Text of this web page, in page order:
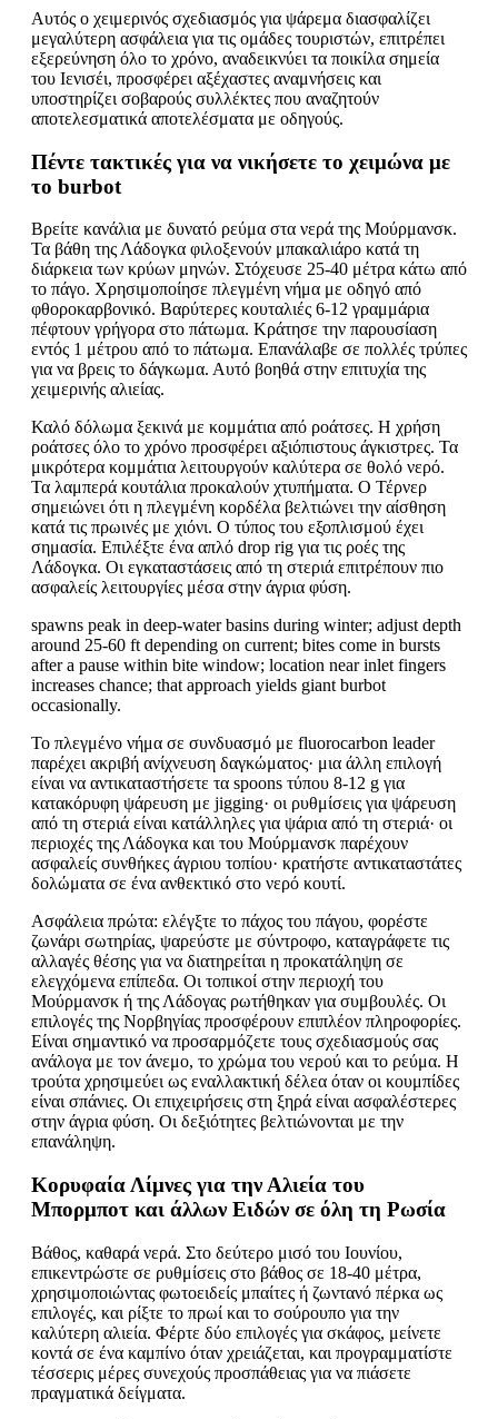
Αυτός ο χειμερινός σχεδιασμός για ψάρεμα διασφαλίζει
μεγαλύτερη ασφάλεια για τις ομάδες τουριστών, επιτρέπει
εξερεύνηση όλο το χρόνο, αναδεικνύει τα ποικίλα σημεία
του Ιενισέι, προσφέρει αξέχαστες αναμνήσεις και
υποστηρίζει σοβαρούς συλλέκτες που αναζητούν
αποτελεσματικά αποτελέσματα με οδηγούς.
Πέντε τακτικές για να νικήσετε το χειμώνα με
το burbot
Βρείτε κανάλια με δυνατό ρεύμα στα νερά της Μούρμανσκ.
Τα βάθη της Λάδογκα φιλοξενούν μπακαλιάρο κατά τη
διάρκεια των κρύων μηνών. Στόχευσε 25-40 μέτρα κάτω από
το πάγο. Χρησιμοποίησε πλεγμένη νήμα με οδηγό από
φθοροκαρβονικό. Βαρύτερες κουταλιές 6-12 γραμμάρια
πέφτουν γρήγορα στο πάτωμα. Κράτησε την παρουσίαση
εντός 1 μέτρου από το πάτωμα. Επανάλαβε σε πολλές τρύπες
για να βρεις το δάγκωμα. Αυτό βοηθά στην επιτυχία της
χειμερινής αλιείας.
Καλό δόλωμα ξεκινά με κομμάτια από ροάτσες. Η χρήση
ροάτσες όλο το χρόνο προσφέρει αξιόπιστους άγκιστρες. Τα
μικρότερα κομμάτια λειτουργούν καλύτερα σε θολό νερό.
Τα λαμπερά κουτάλια προκαλούν χτυπήματα. Ο Τέρνερ
σημειώνει ότι η πλεγμένη κορδέλα βελτιώνει την αίσθηση
κατά τις πρωινές με χιόνι. Ο τύπος του εξοπλισμού έχει
σημασία. Επιλέξτε ένα απλό drop rig για τις ροές της
Λάδογκα. Οι εγκαταστάσεις από τη στεριά επιτρέπουν πιο
ασφαλείς λειτουργίες μέσα στην άγρια φύση.
spawns peak in deep-water basins during winter; adjust depth
around 25-60 ft depending on current; bites come in bursts
after a pause within bite window; location near inlet fingers
increases chance; that approach yields giant burbot
occasionally.
Το πλεγμένο νήμα σε συνδυασμό με fluorocarbon leader
παρέχει ακριβή ανίχνευση δαγκώματος· μια άλλη επιλογή
είναι να αντικαταστήσετε τα spoons τύπου 8-12 g για
κατακόρυφη ψάρευση με jigging· οι ρυθμίσεις για ψάρευση
από τη στεριά είναι κατάλληλες για ψάρια από τη στεριά· οι
περιοχές της Λάδογκα και του Μούρμανσκ παρέχουν
ασφαλείς συνθήκες άγριου τοπίου· κρατήστε αντικαταστάτες
δολώματα σε ένα ανθεκτικό στο νερό κουτί.
Ασφάλεια πρώτα: ελέγξτε το πάχος του πάγου, φορέστε
ζωνάρι σωτηρίας, ψαρεύστε με σύντροφο, καταγράφετε τις
αλλαγές θέσης για να διατηρείται η προκατάληψη σε
ελεγχόμενα επίπεδα. Οι τοπικοί στην περιοχή του
Μούρμανσκ ή της Λάδογας ρωτήθηκαν για συμβουλές. Οι
επιλογές της Νορβηγίας προσφέρουν επιπλέον πληροφορίες.
Είναι σημαντικό να προσαρμόζετε τους σχεδιασμούς σας
ανάλογα με τον άνεμο, το χρώμα του νερού και το ρεύμα. Η
τρούτα χρησιμεύει ως εναλλακτική δέλεα όταν οι κουμπίδες
είναι σπάνιες. Οι επιχειρήσεις στη ξηρά είναι ασφαλέστερες
στην άγρια φύση. Οι δεξιότητες βελτιώνονται με την
επανάληψη.
Κορυφαία Λίμνες για την Αλιεία του
Μπορμποτ και άλλων Ειδών σε όλη τη Ρωσία
Βάθος, καθαρά νερά. Στο δεύτερο μισό του Ιουνίου,
επικεντρώστε σε ρυθμίσεις στο βάθος σε 18-40 μέτρα,
χρησιμοποιώντας φωτοειδείς μπαίτες ή ζωντανό πέρκα ως
επιλογές, και ρίξτε το πρωί και το σούρουπο για την
καλύτερη αλιεία. Φέρτε δύο επιλογές για σκάφος, μείνετε
κοντά σε ένα καμπίνο όταν χρειάζεται, και προγραμματίστε
τέσσερις μέρες συνεχούς προσπάθειας για να πιάσετε
πραγματικά δείγματα.